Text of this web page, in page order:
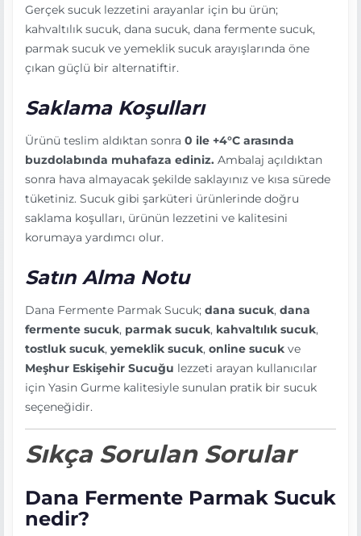
Gerçek sucuk lezzetini arayanlar için bu ürün;
kahvaltılık sucuk, dana sucuk, dana fermente sucuk,
parmak sucuk ve yemeklik sucuk arayışlarında öne
çıkan güçlü bir alternatiftir.
Saklama Koşulları
Ürünü teslim aldıktan sonra 0 ile +4°C arasında
buzdolabında muhafaza ediniz. Ambalaj açıldıktan
sonra hava almayacak şekilde saklayınız ve kısa sürede
tüketiniz. Sucuk gibi şarküteri ürünlerinde doğru
saklama koşulları, ürünün lezzetini ve kalitesini
korumaya yardımcı olur.
Satın Alma Notu
Dana Fermente Parmak Sucuk; dana sucuk, dana
fermente sucuk, parmak sucuk, kahvaltılık sucuk,
tostluk sucuk, yemeklik sucuk, online sucuk ve
Meşhur Eskişehir Sucuğu lezzeti arayan kullanıcılar
için Yasin Gurme kalitesiyle sunulan pratik bir sucuk
seçeneğidir.
Sıkça Sorulan Sorular
Dana Fermente Parmak Sucuk
nedir?